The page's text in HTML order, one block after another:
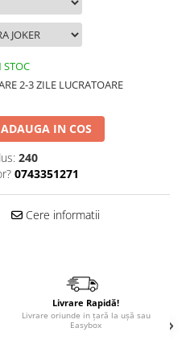
STOC
2-3 ZILE LUCRATOARE
ADAUGA IN COS
240
0743351271
Cere informatii
Livrare Rapidă!
Livrare oriunde in țară la ușă sau
Easybox